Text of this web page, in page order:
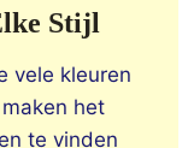
Stijl
vele kleuren
het
te vinden